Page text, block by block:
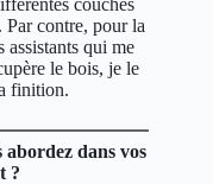
Par contre, pour la
assistants qui me
le bois, je le
finition.
abordez dans vos
?